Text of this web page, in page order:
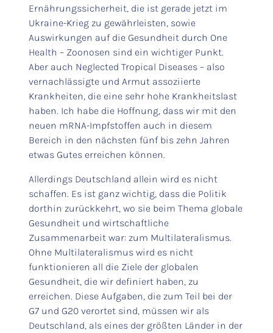
Ernährungssicherheit, die ist gerade jetzt im
Ukraine-Krieg zu gewährleisten, sowie
Auswirkungen auf die Gesundheit durch One
Health – Zoonosen sind ein wichtiger Punkt.
Aber auch Neglected Tropical Diseases – also
vernachlässigte und Armut assoziierte
Krankheiten, die eine sehr hohe Krankheitslast
haben. Ich habe die Hoffnung, dass wir mit den
neuen mRNA-Impfstoffen auch in diesem
Bereich in den nächsten fünf bis zehn Jahren
etwas Gutes erreichen können.
Allerdings Deutschland allein wird es nicht
schaffen. Es ist ganz wichtig, dass die Politik
dorthin zurückkehrt, wo sie beim Thema globale
Gesundheit und wirtschaftliche
Zusammenarbeit war: zum Multilateralismus.
Ohne Multilateralismus wird es nicht
funktionieren all die Ziele der globalen
Gesundheit, die wir definiert haben, zu
erreichen. Diese Aufgaben, die zum Teil bei der
G7 und G20 verortet sind, müssen wir als
Deutschland, als eines der größten Länder in der